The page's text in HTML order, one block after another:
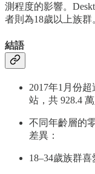
測程度的影響。
者則為18歲以上族群
結語
2017年1月份
站，共 928.4 萬
不同年齡層的
差異：
18–34歲族群